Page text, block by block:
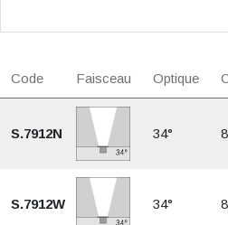
Code Faisceau Optique
S.7912N 34°
S.7912W 34°